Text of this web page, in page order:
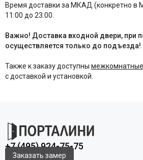
Время доставки за МКАД (конкретно в
11:00 до 23:00.
Важно! Доставка входной двери, при
осуществляется только до подъезда!
Также к заказу доступны межкомнатные
с доставкой и установкой.
+7 (495) 924-75-75
Заказать замер